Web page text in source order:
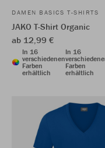
DAMEN BASICS T-SHIRTS
JAKO T-Shirt Organic
ab 12,99 €
In 16
verschiedenen
Farben
erhältlich
In 16
Farben
erhältlich